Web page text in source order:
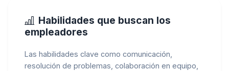
Habilidades que buscan los
empleadores
Las habilidades clave como comunicación,
resolución de problemas, colaboración en equipo,